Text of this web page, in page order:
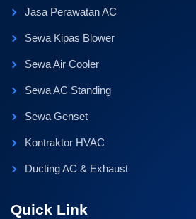
Jasa Perawatan AC
Sewa Kipas Blower
Sewa Air Cooler
Sewa AC Standing
Sewa Genset
Kontraktor HVAC
Ducting AC & Exhaust
Quick Link